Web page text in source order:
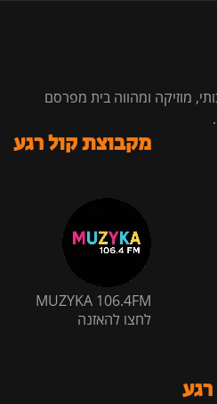
מוזיקה ומהווה בית מפרסם
מקבוצת קול רגע
MUZYKA 106.4FM
לחצו להאזנה